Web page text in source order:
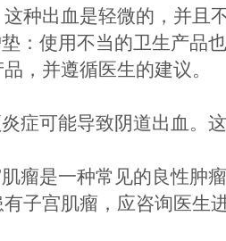
种出血是轻微的，并且
：使用不当的卫生产品
，并遵循医生的建议。
症可能导致阴道出血。
瘤是一种常见的良性肿
子宫肌瘤，应咨询医生